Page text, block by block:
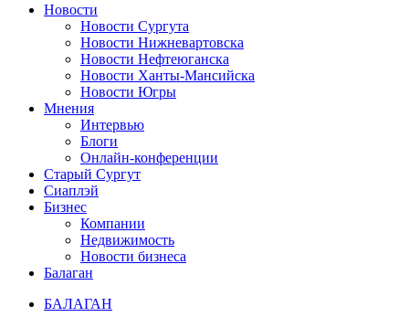
Новости
Новости Сургута
Новости Нижневартовска
Новости Нефтеюганска
Новости Ханты-Мансийска
Новости Югры
Мнения
Интервью
Блоги
Онлайн-конференции
Старый Сургут
Сиаплэй
Бизнес
Компании
Недвижимость
Новости бизнеса
Балаган
БАЛАГАН